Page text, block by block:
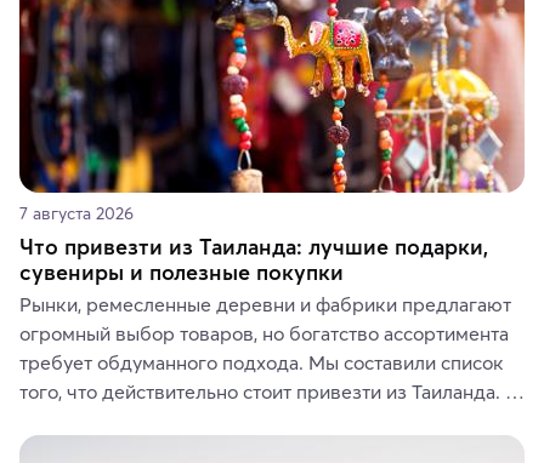
7 августа 2026
Что привезти из Таиланда: лучшие подарки,
сувениры и полезные покупки
Рынки, ремесленные деревни и фабрики предлагают
огромный выбор товаров, но богатство ассортимента
требует обдуманного подхода. Мы составили список
того, что действительно стоит привезти из Таиланда.
средства, одежду, украшения, предметы интерьера